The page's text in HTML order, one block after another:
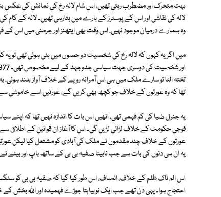
بہت متحرک اور مضطرب رہتی تھیں، اس شام لالہ رخ کی نمائش کی عکس
لالہ کی نقاشی اور اس کے پوسٹرز کے بارے میں بتارہی تھیں۔ لالہ کے
وہ ہمارے درمیان موجود نہیں، اس وقت بھی ایتھنز اور جرمنی میں اس
میں اگر یہ کہوں کہ لالہ رخ کی شخصیت دو حصوں میں بٹی ہوئی تھی تو
تختہ الٹا تو سارے ملک میں ہی اس آمرانہ رویے کے خلاف آواز بلند
تھا کہ وہ عورتوں کے خلاف جو کچھ بھی کریں گے، عورتیں اسے خاموشی
یہ جنرل ضیا کی کم فہمی تھی، انھیں اس بات کا اندازہ نہیں تھا کہ اپنے
فوجی حکومت کے خلاف لڑائی لڑیں گی۔ اس کا آغاز ان قوانین کے اطلاق
عورتوں کے خلاف چند مقدموں نے ملک کی آبادی کو مشتعل کیا لیکن
یہ ان ہی دنوں کی بات ہے جب نابینا صفیہ بی بی کے ساتھ باپ اور
اس الم ناک ظلم کے خلاف، انصاف، اس طور کیا گیا کہ صفیہ بی بی کو
احتجاج ہوا۔ یہی دن تھے جب ایک نوبیاہتا جوڑے فہمیدہ اور اللہ بخش